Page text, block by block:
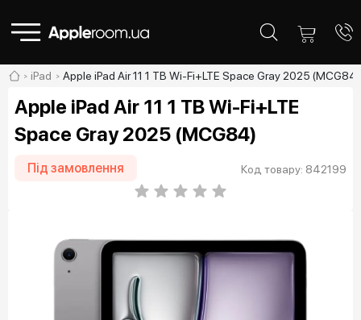
iPad Apple iPad Air 11 1 TB Wi-Fi+LTE Space Gray 2025 (MCG84)
Apple iPad Air 11 1 TB Wi-Fi+LTE
Space Gray 2025 (MCG84)
Під замовлення Код товару: 842199